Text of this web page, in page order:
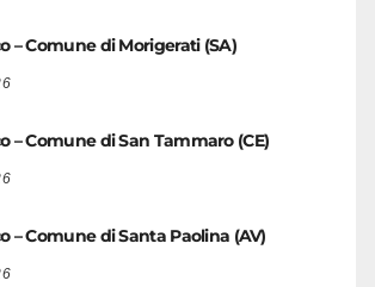
– Comune di Morigerati (SA)
– Comune di San Tammaro (CE)
– Comune di Santa Paolina (AV)